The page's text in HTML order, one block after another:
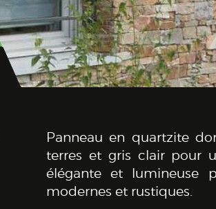
Panneau en quartzite
terres et gris clair pour
élégante et lumineuse
modernes et rustiques.